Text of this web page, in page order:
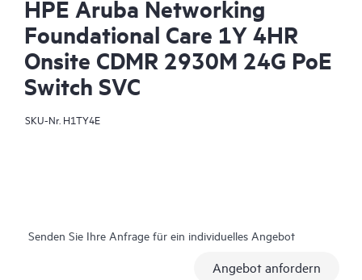
HPE Aruba Networking
Foundational Care 1Y 4HR
Onsite CDMR 2930M 24G PoE
Switch SVC
SKU-Nr. H1TY4E
Senden Sie Ihre Anfrage für ein individuelles Angebot
Angebot anfordern